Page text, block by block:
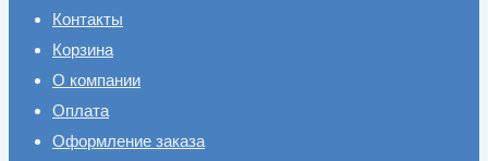
Контакты
Корзина
О компании
Оплата
Оформление заказа